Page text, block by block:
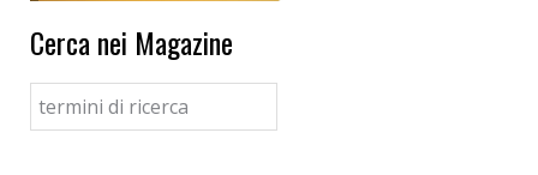
Cerca nei Magazine